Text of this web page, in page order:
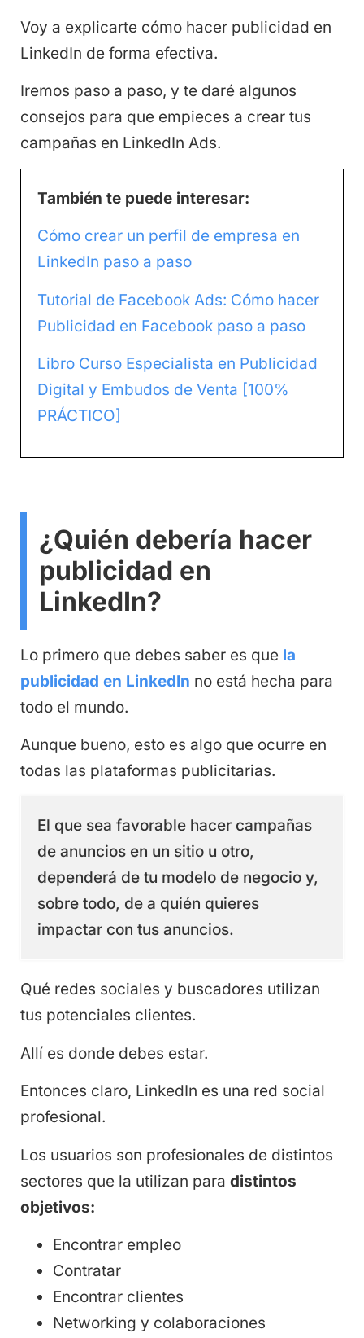
Voy a explicarte cómo hacer publicidad en
LinkedIn de forma efectiva.
Iremos paso a paso, y te daré algunos
consejos para que empieces a crear tus
campañas en LinkedIn Ads.
También te puede interesar:
Cómo crear un perfil de empresa en
LinkedIn paso a paso
Tutorial de Facebook Ads: Cómo hacer
Publicidad en Facebook paso a paso
Libro Curso Especialista en Publicidad
Digital y Embudos de Venta [100%
PRÁCTICO]
¿Quién debería hacer
publicidad en
LinkedIn?
Lo primero que debes saber es que la
publicidad en LinkedIn no está hecha para
todo el mundo.
Aunque bueno, esto es algo que ocurre en
todas las plataformas publicitarias.
El que sea favorable hacer campañas
de anuncios en un sitio u otro,
dependerá de tu modelo de negocio y,
sobre todo, de a quién quieres
impactar con tus anuncios.
Qué redes sociales y buscadores utilizan
tus potenciales clientes.
Allí es donde debes estar.
Entonces claro, LinkedIn es una red social
profesional.
Los usuarios son profesionales de distintos
sectores que la utilizan para distintos
objetivos:
Encontrar empleo
Contratar
Encontrar clientes
Networking y colaboraciones